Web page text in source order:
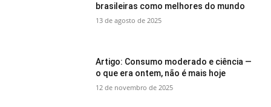
brasileiras como melhores do mundo
13 de agosto de 2025
Artigo: Consumo moderado e ciência —
o que era ontem, não é mais hoje
12 de novembro de 2025